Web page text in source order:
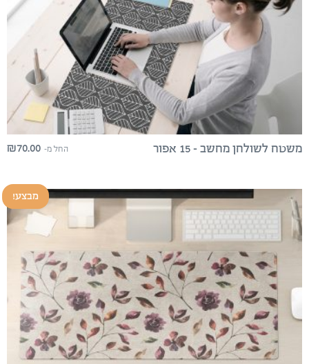
משטח לשולחן מחשב – 15 אפור החל מ- ₪70.00
מבצע!